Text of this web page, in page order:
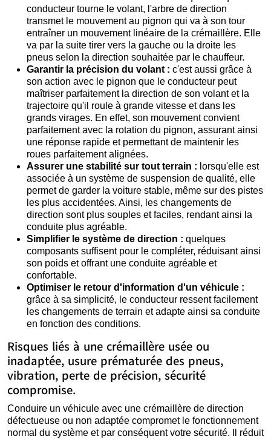
conducteur tourne le volant, l'arbre de direction
transmet le mouvement au pignon qui va à son tour
entraîner un mouvement linéaire de la crémaillère. Elle
va par la suite tirer vers la gauche ou la droite les
pneus selon la direction souhaitée par le chauffeur.
Garantir la précision du volant : c'est aussi grâce à
son action avec le pignon que le conducteur peut
maîtriser parfaitement la direction de son volant et la
trajectoire qu'il roule à grande vitesse et dans les
grands virages. En effet, son mouvement convient
parfaitement avec la rotation du pignon, assurant ainsi
une réponse rapide et permettant de maintenir les
roues parfaitement alignées.
Assurer une stabilité sur tout terrain : lorsqu'elle est
associée à un système de suspension de qualité, elle
permet de garder la voiture stable, même sur des pistes
les plus accidentées. Ainsi, les changements de
direction sont plus souples et faciles, rendant ainsi la
conduite plus agréable.
Simplifier le système de direction : quelques
composants suffisent pour le compléter, réduisant ainsi
son poids et offrant une conduite agréable et
confortable.
Optimiser le retour d'information d'un véhicule :
grâce à sa simplicité, le conducteur ressent facilement
les changements de terrain et adapte ainsi sa conduite
en fonction des conditions.
Risques liés à une crémaillère usée ou
inadaptée, usure prématurée des pneus,
vibration, perte de précision, sécurité
compromise.
Conduire un véhicule avec une crémaillère de direction
défectueuse ou non adaptée compromet le fonctionnement
normal du système et par conséquent votre sécurité. Il réduit